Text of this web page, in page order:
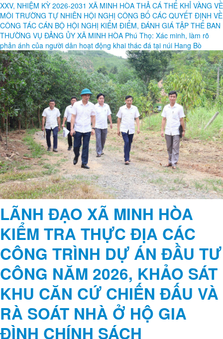
2026 DANH SÁCH BAN CHẤP HÀNH ĐẢNG BỘ XÃ MINH HÒA,
NHIỆM KỲ 2025 - 2030. KIỂM TRA CÔNG TÁC ĐẢM BẢO VỆ SINH AN
TOÀN THỰC PHẨM ĐỐI VỚI TRƯỜNG HỌC CÓ BẾP ĂN BÁN TRÚ
XÃ MINH HÒA DÂNG HƯƠNG TƯỞNG NIỆM CÁC VUA HÙNG NĂM
BÍNH NGỌ 2026 KỲ HỌP THỨ NHẤT HĐND XÃ MINH HÒA KHÓA
XXV, NHIỆM KỲ 2026-2031 XÃ MINH HÒA THẢ CÁ THỂ KHỈ VÀNG VỀ
MÔI TRƯỜNG TỰ NHIÊN HỘI NGHỊ CÔNG BỐ CÁC QUYẾT ĐỊNH VỀ
CÔNG TÁC CÁN BỘ HỘI NGHỊ KIỂM ĐIỂM, ĐÁNH GIÁ TẬP THỂ BAN
THƯỜNG VỤ ĐẢNG ỦY XÃ MINH HÒA Phú Thọ: Xác minh, làm rõ
phản ánh của người dân hoạt động khai thác đá tại núi Hang Bò
LÃNH ĐẠO XÃ MINH HÒA
KIỂM TRA THỰC ĐỊA CÁC
CÔNG TRÌNH DỰ ÁN ĐẦU TƯ
CÔNG NĂM 2026, KHẢO SÁT
KHU CĂN CỨ CHIẾN ĐẤU VÀ
RÀ SOÁT NHÀ Ở HỘ GIA
ĐÌNH CHÍNH SÁCH
Chiều 08/7, đoàn công tác xã Minh Hòa do đồng chí Phạm Quang
Minh - Bí thư Đảng ủy, Chủ tịch HĐND xã làm Trưởng đoàn đã kiểm